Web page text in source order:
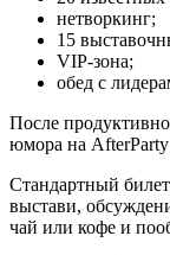
нетворкинг;
15
VIP-зона;
обед с
После
юмора на
Стандартный
выстави,
чай или кофе и